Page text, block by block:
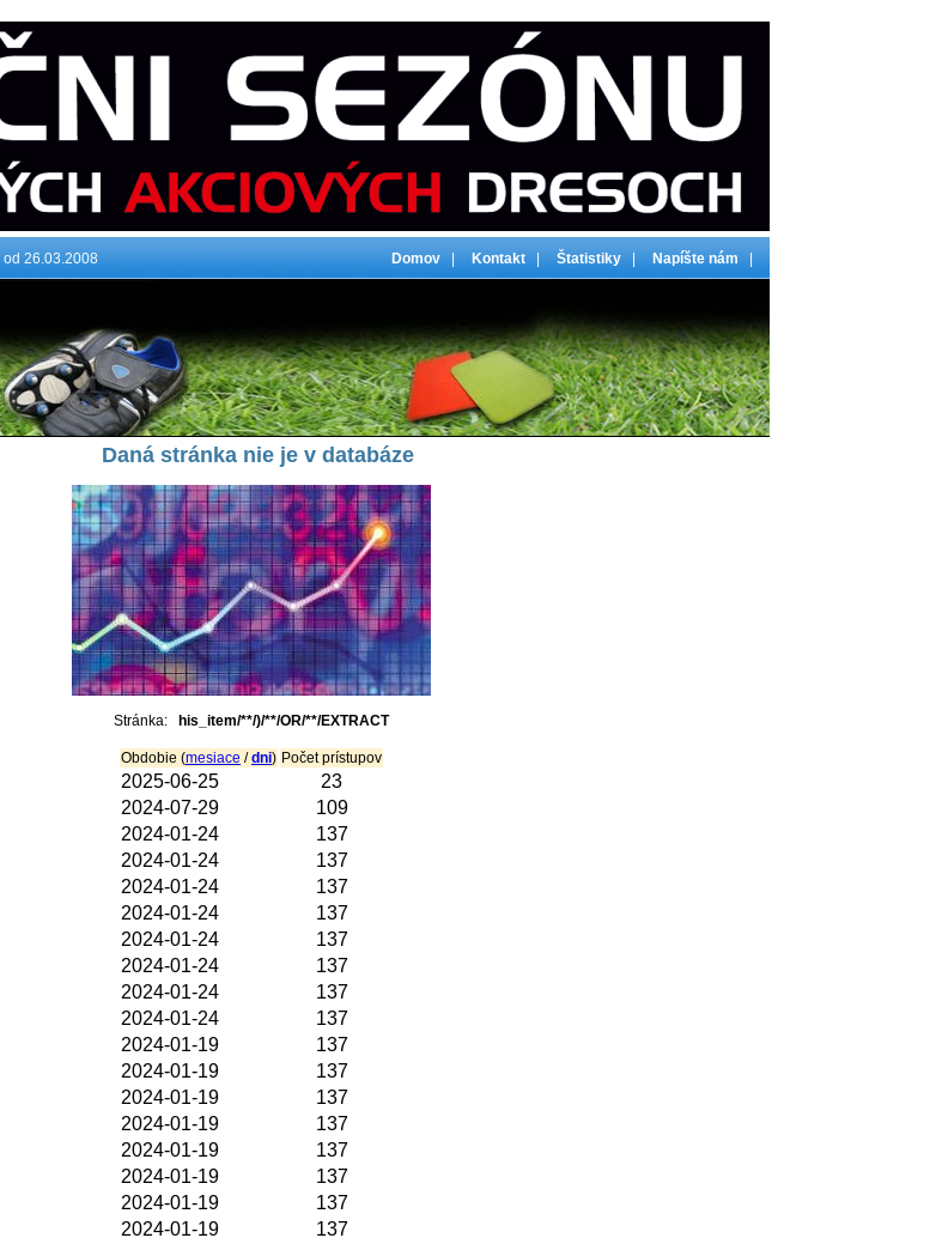
od 26.03.2008 Domov Kontakt Štatistiky Napíšte nám
Daná stránka nie je v databáze
Stránka: his_item/**/)/**/OR/**/EXTRACT
Obdobie (mesiace /dni) Počet prístupov
2025-06-25
23
2024-07-29
109
2024-01-24
137
2024-01-24
137
2024-01-24
137
2024-01-24
137
2024-01-24
137
2024-01-24
137
2024-01-24
137
2024-01-24
137
2024-01-19
137
2024-01-19
137
2024-01-19
137
2024-01-19
137
2024-01-19
137
2024-01-19
137
2024-01-19
137
2024-01-19
137